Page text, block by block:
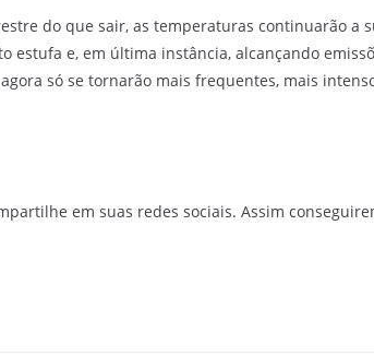
do que sair, as temperaturas continuarão a
estufa e, em última instância, alcançando
só se tornarão mais frequentes, mais
em suas redes sociais. Assim